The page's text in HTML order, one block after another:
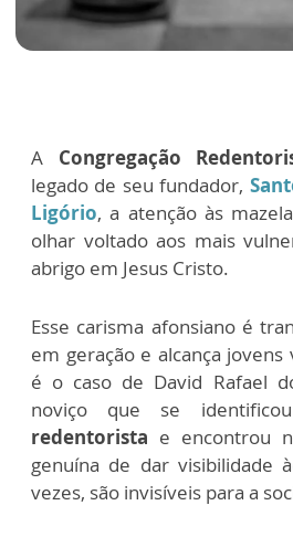
A Congregação
legado de seu fundador,
Ligório, a atenção às
olhar voltado aos mais
abrigo em Jesus Cristo.
Esse carisma afonsiano é
em geração e alcança jovens
é o caso de David Rafael
noviço que se
redentorista e encontrou
genuína de dar visibilidade
vezes, são invisíveis para a